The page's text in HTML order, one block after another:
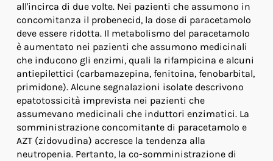
all'incirca di due volte. Nei pazienti che assumono in
concomitanza il probenecid, la dose di paracetamolo
deve essere ridotta. Il metabolismo del paracetamolo
è aumentato nei pazienti che assumono medicinali
che inducono gli enzimi, quali la rifampicina e alcuni
antiepilettici (carbamazepina, fenitoina, fenobarbital,
primidone). Alcune segnalazioni isolate descrivono
epatotossicità imprevista nei pazienti che
assumevano medicinali che induttori enzimatici. La
somministrazione concomitante di paracetamolo e
AZT (zidovudina) accresce la tendenza alla
neutropenia. Pertanto, la co-somministrazione di